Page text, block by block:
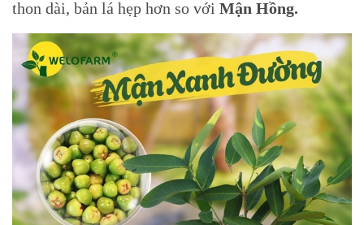
thon dài, bản lá hẹp hơn so với Mận Hồng.